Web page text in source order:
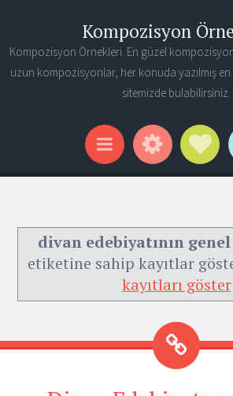
Kompozisyon
Kompozisyon Örnekleri. En güzel
uzun kompozisyonlar, her konuda yazılmış
sitemizde bulabilirsiniz.
Menu Widgets
divan edebiyatının
etiketine sahip kayıtlar
kayıtları göster